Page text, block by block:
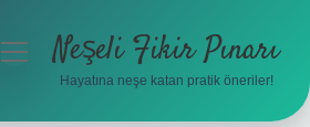
menüyüNeşeli Fikir Pınarı
Hayatına neşe katan pratik öneriler!